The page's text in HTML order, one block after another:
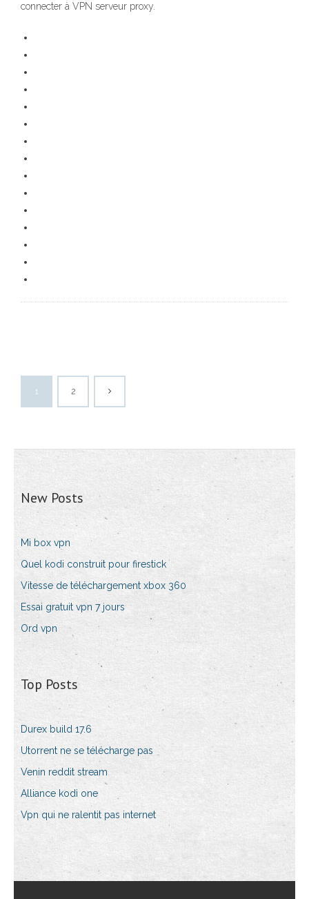
connecter à VPN serveur proxy.
1 2
New Posts
Mi box vpn
Quel kodi construit pour firestick
Vitesse de téléchargement xbox 360
Essai gratuit vpn 7 jours
Ord vpn
Top Posts
Durex build 17.6
Utorrent ne se télécharge pas
Venin reddit stream
Alliance kodi one
Vpn qui ne ralentit pas internet